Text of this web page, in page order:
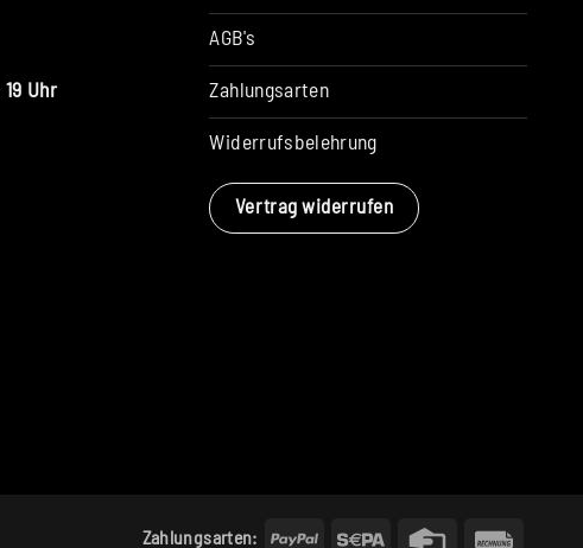
19 Uhr
AGB's
Zahlungsarten
Widerrufsbelehrung
Vertrag widerrufen
Zahlungsarten: PayPal Sepa Credit